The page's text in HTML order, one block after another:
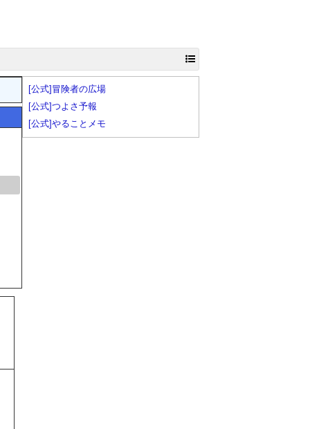
[公式]冒険者の広場
[公式]つよさ予報
[公式]やることメモ